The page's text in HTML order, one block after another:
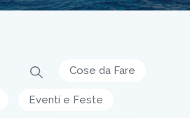
Cose da Fare
Eventi e Feste